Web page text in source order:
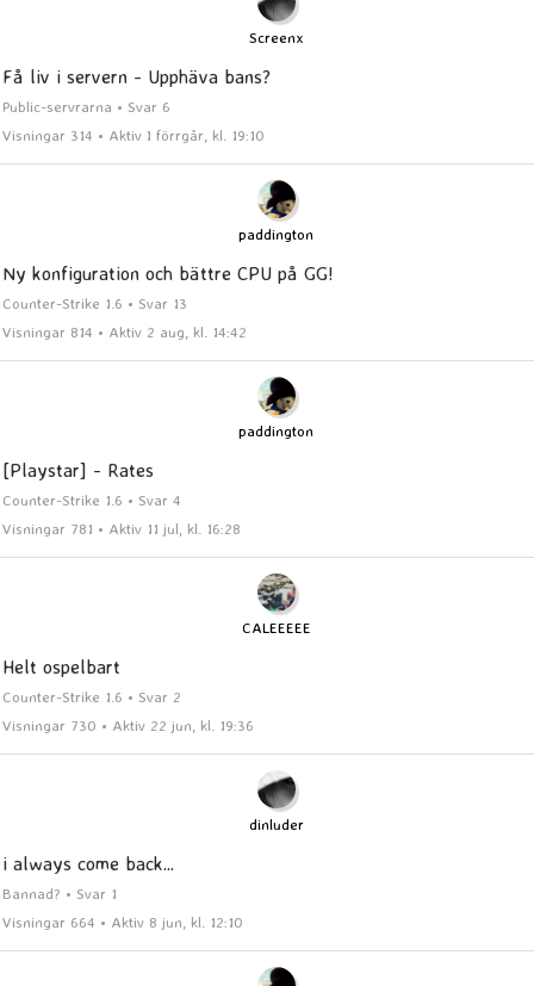
Screenx
Få liv i servern - Upphäva bans?
Public-servrarna • Svar 6
Visningar 314 • Aktiv I förrgår, kl. 19:10
paddington
Ny konfiguration och bättre CPU på GG!
Counter-Strike 1.6 • Svar 13
Visningar 814 • Aktiv 2 aug, kl. 14:42
paddington
[Playstar] - Rates
Counter-Strike 1.6 • Svar 4
Visningar 781 • Aktiv 11 jul, kl. 16:28
CALEEEEE
Helt ospelbart
Counter-Strike 1.6 • Svar 2
Visningar 730 • Aktiv 22 jun, kl. 19:36
dinluder
i always come back...
Bannad? • Svar 1
Visningar 664 • Aktiv 8 jun, kl. 12:10